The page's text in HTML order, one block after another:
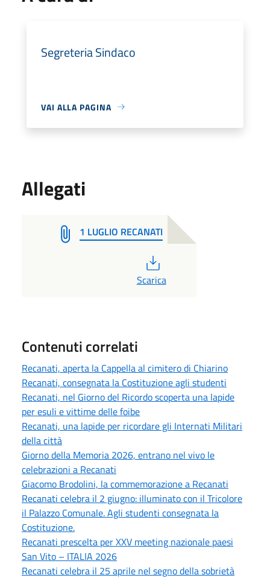
Segreteria Sindaco
VAI ALLA PAGINA
Allegati
1 LUGLIO RECANATI
Scarica
Contenuti correlati
Recanati, aperta la Cappella al cimitero di Chiarino
Recanati, consegnata la Costituzione agli studenti
Recanati, nel Giorno del Ricordo scoperta una lapide
per esuli e vittime delle foibe
Recanati, una lapide per ricordare gli Internati Militari
della città
Giorno della Memoria 2026, entrano nel vivo le
celebrazioni a Recanati
Giacomo Brodolini, la commemorazione a Recanati
Recanati celebra il 2 giugno: illuminato con il Tricolore
il Palazzo Comunale. Agli studenti consegnata la
Costituzione.
Recanati prescelta per XXV meeting nazionale paesi
San Vito – ITALIA 2026
Recanati celebra il 25 aprile nel segno della sobrietà